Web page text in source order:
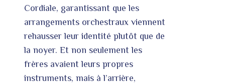
Cordiale, garantissant que les
arrangements orchestraux viennent
rehausser leur identité plutôt que de
la noyer. Et non seulement les
frères avaient leurs propres
instruments, mais à l’arrière,